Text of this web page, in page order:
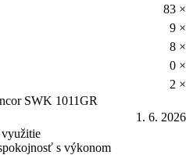
83 ×
9 ×
8 ×
0 ×
2 ×
SWK 1011GR
1. 6. 2026
s výkonom